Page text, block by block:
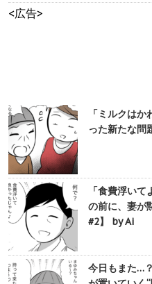
<広告>
「ミルクは
った新たな問
「食費浮い
の前に、妻が
#2】 by Ai
今日もまた…